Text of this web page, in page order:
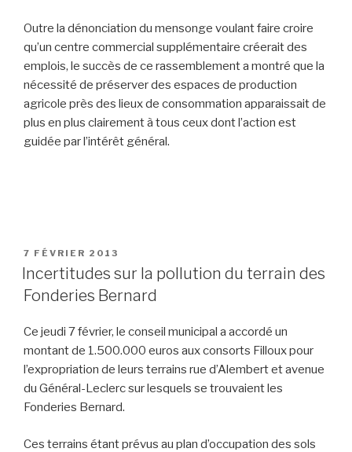
Outre la dénonciation du mensonge voulant faire croire
qu’un centre commercial supplémentaire créerait des
emplois, le succès de ce rassemblement a montré que la
nécessité de préserver des espaces de production
agricole près des lieux de consommation apparaissait de
plus en plus clairement à tous ceux dont l’action est
guidée par l’intérêt général.
PUBLIÉ
LE
7 FÉVRIER 2013
Incertitudes sur la pollution du terrain des
Fonderies Bernard
Ce jeudi 7 février, le conseil municipal a accordé un
montant de 1.500.000 euros aux consorts Filloux pour
l’expropriation de leurs terrains rue d’Alembert et avenue
du Général-Leclerc sur lesquels se trouvaient les
Fonderies Bernard.
Ces terrains étant prévus au plan d’occupation des sols